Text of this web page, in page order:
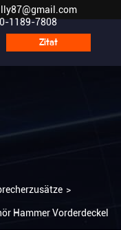
1189-7808
Zitat
>
Hammer Vorderdeckel